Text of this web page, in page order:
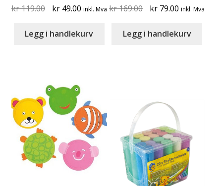
kr119.00
Original
was:
kr49.00Current
is:
inkl. Mva
Legg i handlekurv
kr169.00
Original
was:
kr 79.00 Current
is:
inkl. Mva
Legg i handlekurv